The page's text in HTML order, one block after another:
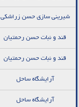
شیرینی سازی حسن زراشکی
قند و نبات حسن رحمتیان
قند و نبات حسن رحمتیان
آرایشگاه ساحل
آرایشگاه ساحل